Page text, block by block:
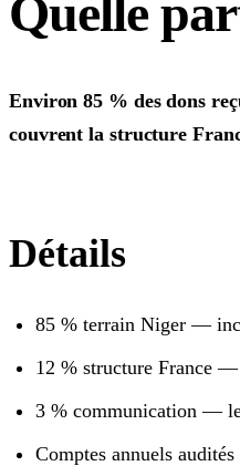
Quelle
Environ 85 % des dons
couvrent la structure
Détails
85 % terrain Niger —
12 % structure France —
3 % communication —
Comptes annuels